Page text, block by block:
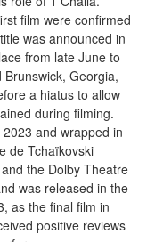
film were confirmed
was announced in
from late June to
Georgia,
a hiatus to allow
during filming.
and wrapped in
de Tchaïkovski
the Dolby Theatre
was released in the
as the final film in
positive reviews